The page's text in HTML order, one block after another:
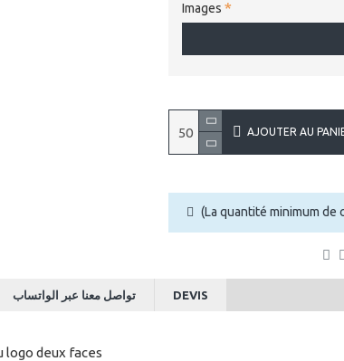
Images
AJOUTER AU
(La quantité minimum de
تواصل معنا عبر الواتساب DEVIS
deux faces